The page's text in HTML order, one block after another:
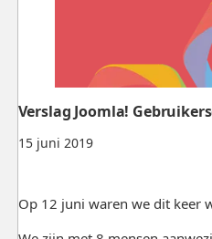
15 juni 2019
Verslag Joomla!
Op 12 juni waren we dit keer